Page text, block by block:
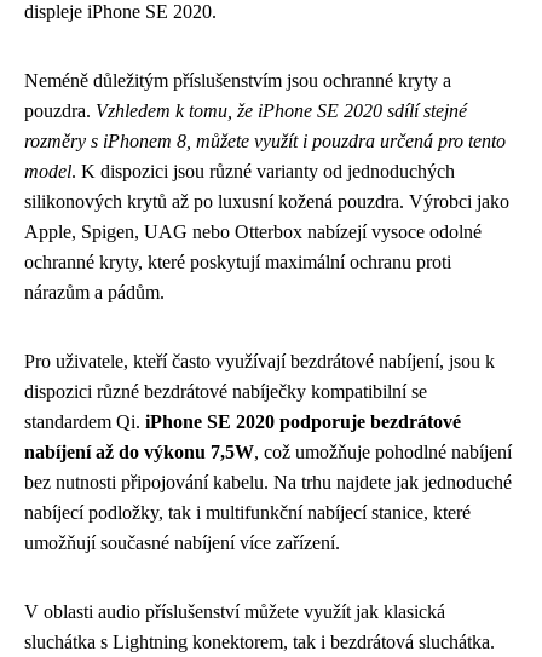
displeje iPhone SE 2020.
Neméně důležitým příslušenstvím jsou ochranné kryty a
pouzdra. Vzhledem k tomu, že iPhone SE 2020 sdílí stejné
rozměry s iPhonem 8, můžete využít i pouzdra určená pro tento
model. K dispozici jsou různé varianty od jednoduchých
silikonových krytů až po luxusní kožená pouzdra. Výrobci jako
Apple, Spigen, UAG nebo Otterbox nabízejí vysoce odolné
ochranné kryty, které poskytují maximální ochranu proti
nárazům a pádům.
Pro uživatele, kteří často využívají bezdrátové nabíjení, jsou k
dispozici různé bezdrátové nabíječky kompatibilní se
standardem Qi. iPhone SE 2020 podporuje bezdrátové
nabíjení až do výkonu 7,5W, což umožňuje pohodlné nabíjení
bez nutnosti připojování kabelu. Na trhu najdete jak jednoduché
nabíjecí podložky, tak i multifunkční nabíjecí stanice, které
umožňují současné nabíjení více zařízení.
V oblasti audio příslušenství můžete využít jak klasická
sluchátka s Lightning konektorem, tak i bezdrátová sluchátka.